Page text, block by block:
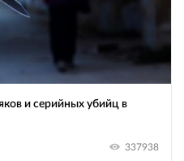
и серийных убийц в
337938